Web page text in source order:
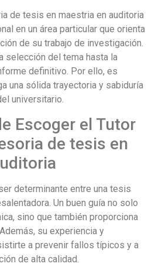
de tesis en maestria en auditoria
en un área particular que orienta
de su trabajo de investigación.
selección del tema hasta la
definitivo. Por ello, es
una sólida trayectoria y sabiduría
universitario.
Escoger el Tutor
de tesis en
determinante entre una tesis
Un buen guía no solo
sino que también proporciona
su experiencia y
a prevenir fallos típicos y a
de alta calidad.